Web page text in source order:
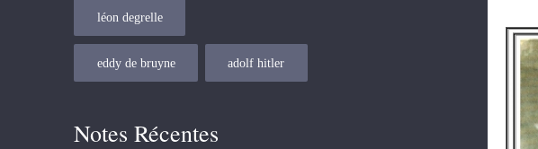
léon degrelle
eddy de bruyne adolf hitler
Notes Récentes